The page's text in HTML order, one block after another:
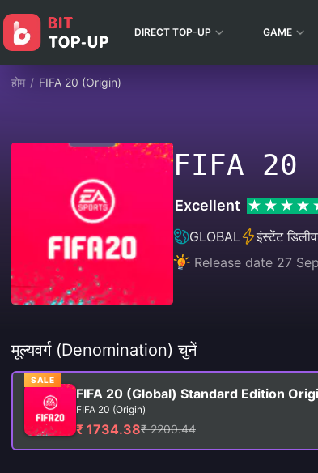
DIRECT TOP-UP GAME
होम / FIFA 20 (Origin)
FIFA 20
Excellent
GLOBAL
इंस्टेंट
Release date 27
मूल्यवर्ग (Denomination) चुनें
SALE
FIFA 20 (Global) Standard Edition
FIFA 20 (Origin)
₹ 1734.38₹ 2200.44